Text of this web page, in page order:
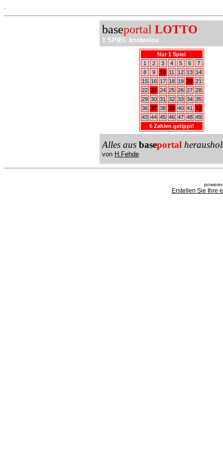
baseportal LOTTO
1 SPIEL kostenlos
Nur 1 Spiel
1
2 3 4 5 6
7
8
9 10 11 12 13
14
15
16 17 18 19 20 21
22 23 24 25 26 27 28
29 30 31 32 33 34 35
36 37 38 39 40 41
42
43 44 45 46 47 48 49
6 Zahlen getippt!
Alles aus baseportal
von H.Fehde
Erstellen Sie Ihre